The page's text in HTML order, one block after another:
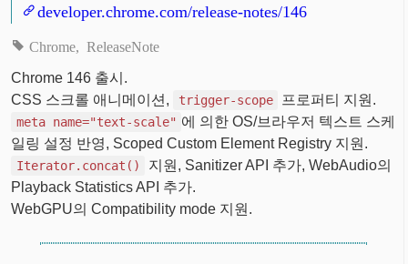
developer.chrome.com/release-notes/146
Chrome ReleaseNote
Chrome 146 출시.
CSS 스크롤 애니메이션,
trigger-scope 프로퍼티 지원.
meta name="text-scale" 에 의한 OS/브라우저 텍스트 스케
일링 설정 반영, Scoped Custom Element Registry 지원.
Iterator.concat()
지원, Sanitizer API 추가, WebAudio의
Playback Statistics API 추가.
WebGPU의 Compatibility mode 지원.